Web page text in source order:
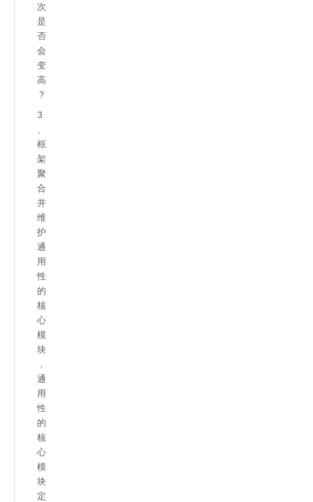
次
是
否
会
变
高
？
3
框
架
聚
合
并
维
护
通
用
性
的
核
心
模
块
，
通
用
性
的
核
心
模
块
定